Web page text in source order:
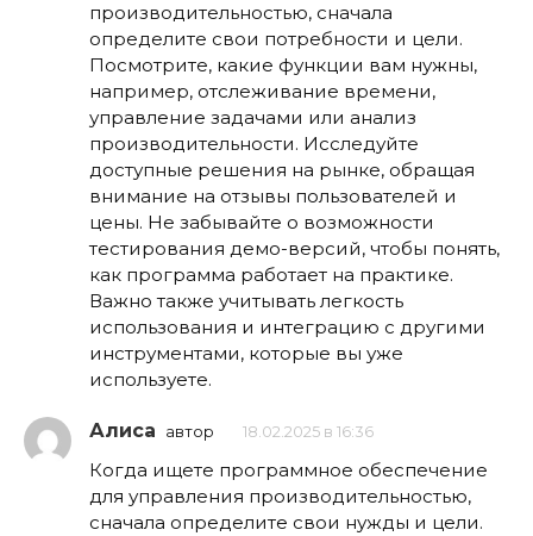
производительностью, сначала
определите свои потребности и цели.
Посмотрите, какие функции вам нужны,
например, отслеживание времени,
управление задачами или анализ
производительности. Исследуйте
доступные решения на рынке, обращая
внимание на отзывы пользователей и
цены. Не забывайте о возможности
тестирования демо-версий, чтобы понять,
как программа работает на практике.
Важно также учитывать легкость
использования и интеграцию с другими
инструментами, которые вы уже
используете.
Алиса автор 18.02.2025 в 16:36
Когда ищете программное обеспечение
для управления производительностью,
сначала определите свои нужды и цели.